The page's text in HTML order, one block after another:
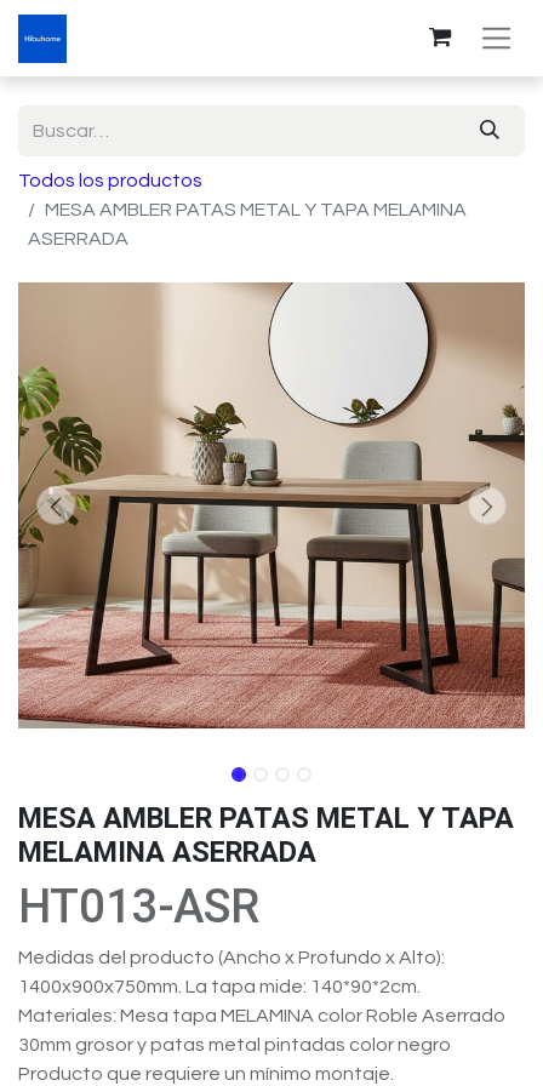
Todos los productos
MESA AMBLER PATAS METAL Y TAPA MELAMINA
ASERRADA
MESA AMBLER PATAS METAL Y TAPA
MELAMINA ASERRADA
HT013-ASR
Medidas del producto (Ancho x Profundo x Alto):
1400x900x750mm. La tapa mide: 140*90*2cm.
Materiales: Mesa tapa MELAMINA color Roble Aserrado
30mm grosor y patas metal pintadas color negro
Producto que requiere un mínimo montaje.